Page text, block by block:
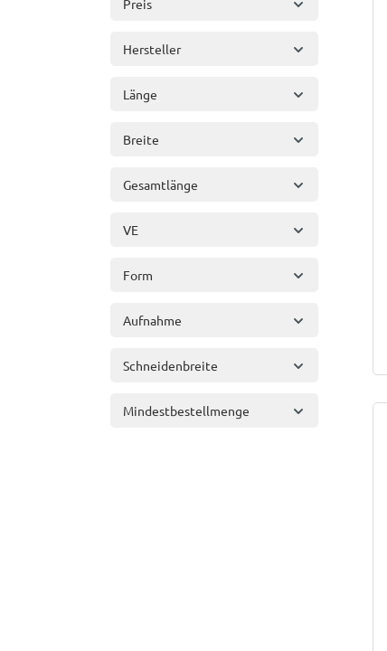
Preis
Hersteller
Länge
Breite
Gesamtlänge
VE
Form
Aufnahme
Schneidenbreite
Mindestbestellmenge